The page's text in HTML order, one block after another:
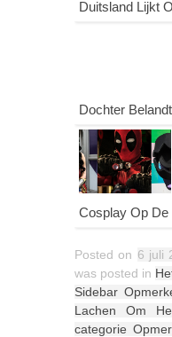
Duitsland Lijkt
Dochter
Cosplay Op
Posted on 6 juli
was posted in
Sidebar
Lachen Om
categorie